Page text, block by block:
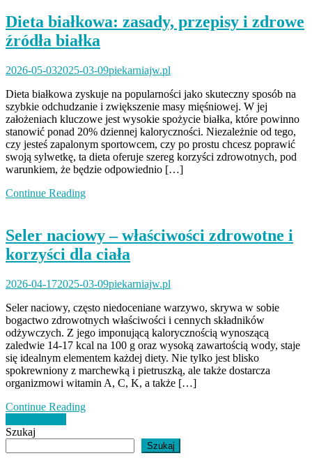
Dieta białkowa: zasady, przepisy i zdrowe
źródła białka
2026-05-032025-03-09piekarniajw.pl
Dieta białkowa zyskuje na popularności jako skuteczny sposób na
szybkie odchudzanie i zwiększenie masy mięśniowej. W jej
założeniach kluczowe jest wysokie spożycie białka, które powinno
stanowić ponad 20% dziennej kaloryczności. Niezależnie od tego,
czy jesteś zapalonym sportowcem, czy po prostu chcesz poprawić
swoją sylwetkę, ta dieta oferuje szereg korzyści zdrowotnych, pod
warunkiem, że będzie odpowiednio […]
Continue Reading
Seler naciowy – właściwości zdrowotne i
korzyści dla ciała
2026-04-172025-03-09piekarniajw.pl
Seler naciowy, często niedoceniane warzywo, skrywa w sobie
bogactwo zdrowotnych właściwości i cennych składników
odżywczych. Z jego imponującą kalorycznością wynoszącą
zaledwie 14-17 kcal na 100 g oraz wysoką zawartością wody, staje
się idealnym elementem każdej diety. Nie tylko jest blisko
spokrewniony z marchewką i pietruszką, ale także dostarcza
organizmowi witamin A, C, K, a także […]
Continue Reading
Nawigacja
po
wpisach
Szukaj
Szukaj